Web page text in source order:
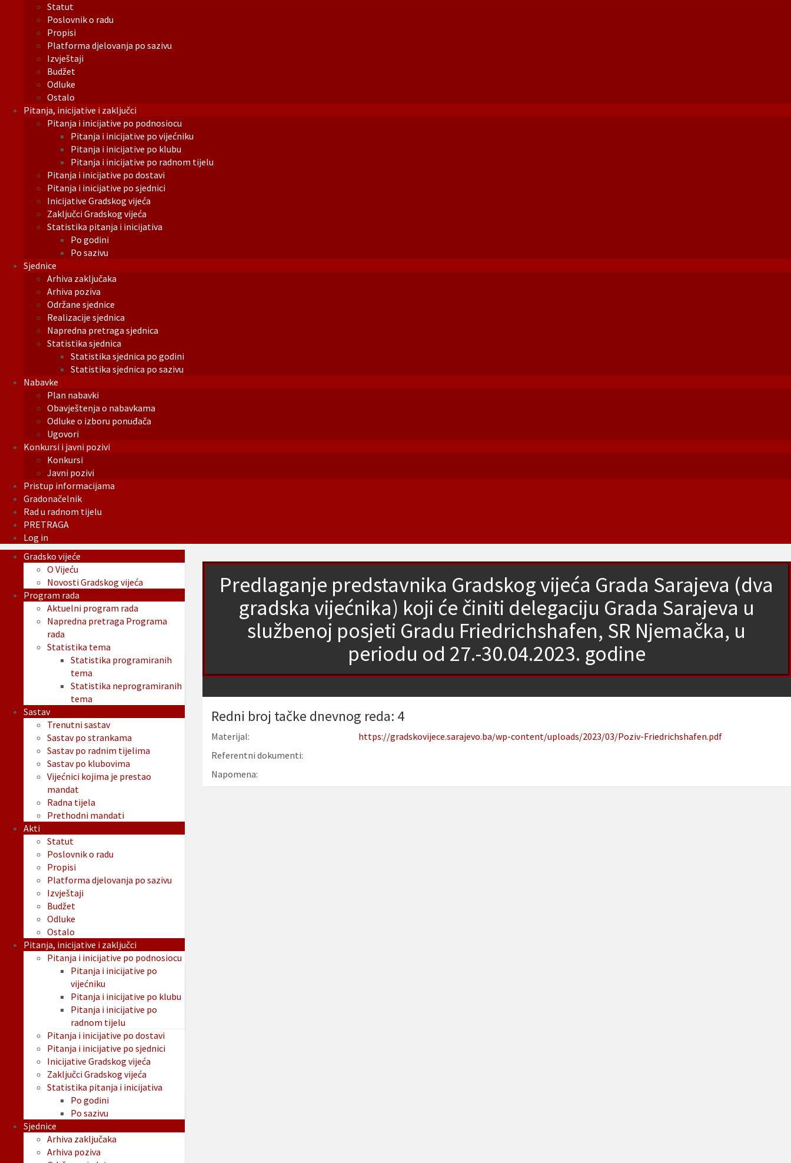
Statut
Poslovnik o radu
Propisi
Platforma djelovanja po sazivu
Izvještaji
Budžet
Odluke
Ostalo
Pitanja, inicijative i zaključci
Pitanja i inicijative po podnosiocu
Pitanja i inicijative po vijećniku
Pitanja i inicijative po klubu
Pitanja i inicijative po radnom tijelu
Pitanja i inicijative po dostavi
Pitanja i inicijative po sjednici
Inicijative Gradskog vijeća
Zaključci Gradskog vijeća
Statistika pitanja i inicijativa
Po godini
Po sazivu
Sjednice
Arhiva zaključaka
Arhiva poziva
Održane sjednice
Realizacije sjednica
Napredna pretraga sjednica
Statistika sjednica
Statistika sjednica po godini
Statistika sjednica po sazivu
Nabavke
Plan nabavki
Obavještenja o nabavkama
Odluke o izboru ponuđača
Ugovori
Konkursi i javni pozivi
Konkursi
Javni pozivi
Pristup informacijama
Gradonačelnik
Rad u radnom tijelu
PRETRAGA
Log in
Predlaganje predstavnika Gradskog vijeća Grada Sarajeva (dva
gradska vijećnika) koji će činiti delegaciju Grada Sarajeva u
službenoj posjeti Gradu Friedrichshafen, SR Njemačka, u
periodu od 27.-30.04.2023. godine
Redni broj tačke dnevnog reda: 4
Materijal:
https://gradskovijece.sarajevo.ba/wp-content/uploads/2023/03/Poziv-Friedrichshafen.pdf
Referentni dokumenti:
Napomena:
Gradsko vijeće
O Vijeću
Novosti Gradskog vijeća
Program rada
Aktuelni program rada
Napredna pretraga Programa
rada
Statistika tema
Statistika programiranih
tema
Statistika neprogramiranih
tema
Sastav
Trenutni sastav
Sastav po strankama
Sastav po radnim tijelima
Sastav po klubovima
Vijećnici kojima je prestao
mandat
Radna tijela
Prethodni mandati
Akti
Statut
Poslovnik o radu
Propisi
Platforma djelovanja po sazivu
Izvještaji
Budžet
Odluke
Ostalo
Pitanja, inicijative i zaključci
Pitanja i inicijative po podnosiocu
Pitanja i inicijative po
vijećniku
Pitanja i inicijative po klubu
Pitanja i inicijative po
radnom tijelu
Pitanja i inicijative po dostavi
Pitanja i inicijative po sjednici
Inicijative Gradskog vijeća
Zaključci Gradskog vijeća
Statistika pitanja i inicijativa
Po godini
Po sazivu
Sjednice
Arhiva zaključaka
Arhiva poziva